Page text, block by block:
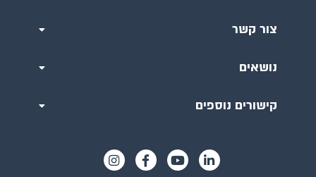
צור קשר
נושאים
קישורים נוספים